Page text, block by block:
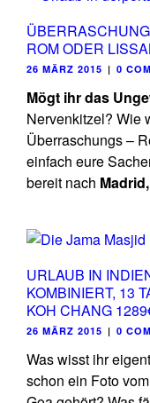
ROM ODER
26 MÄRZ 2015 | 0
Mögt ihr das
Nervenkitzel? Wie
Überraschungs –
einfach eure
bereit nach
URLAUB IN
KOMBINIERT, 13
KOH CHANG
26 MÄRZ 2015 | 0
Was wisst ihr
schon ein Foto